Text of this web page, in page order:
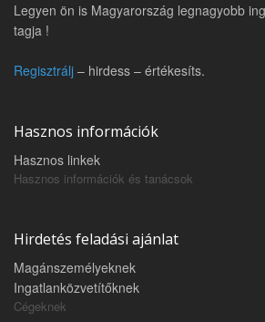
Legyen ön is Magyarország legnagyobb
tagja !
Regisztrálj – hirdess – értékesíts.
Hasznos információk
Hasznos linkek
Hasznos információk és tanácsok
Hirdetés feladási ajánlat
Magánszemélyeknek
Ingatlanközvetítőknek
Cégeknek